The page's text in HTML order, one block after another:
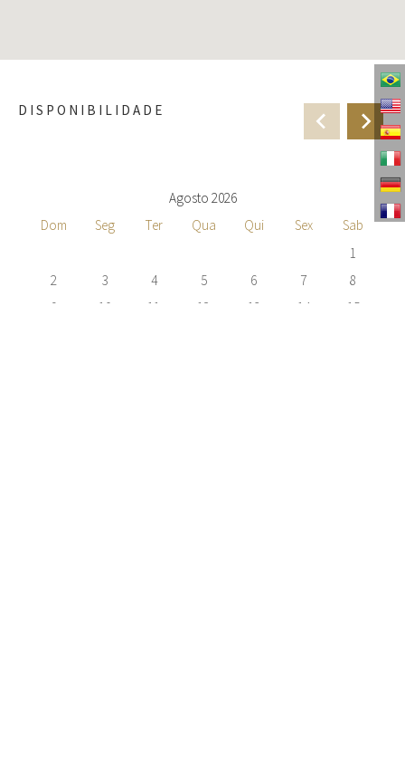
DISPONIBILIDADE
Agosto 2026
Dom
Seg Ter Qua Qui Sex
Sab
1
2
3 4 5 6 7
8
9
10 11 12 13 14
15